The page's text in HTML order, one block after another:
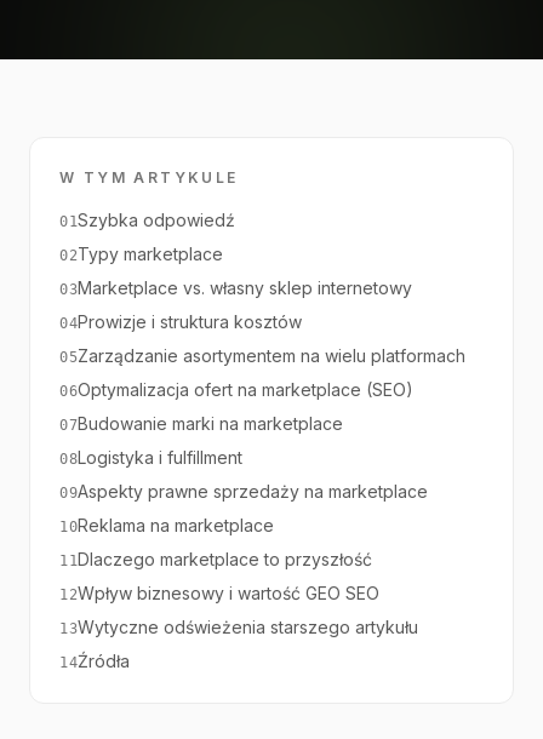
W TYM ARTYKULE
01Szybka odpowiedź
02Typy marketplace
03Marketplace vs. własny sklep internetowy
04Prowizje i struktura kosztów
05Zarządzanie asortymentem na wielu platformach
06Optymalizacja ofert na marketplace (SEO)
07Budowanie marki na marketplace
08Logistyka i fulfillment
09Aspekty prawne sprzedaży na marketplace
10Reklama na marketplace
11Dlaczego marketplace to przyszłość
12Wpływ biznesowy i wartość GEO SEO
13Wytyczne odświeżenia starszego artykułu
14Źródła